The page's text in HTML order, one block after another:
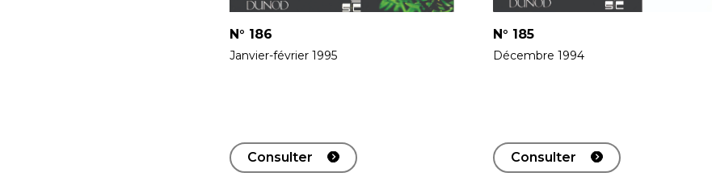
N° 186
Janvier-février 1995
Consulter
N° 185
Décembre 1994
Consulter